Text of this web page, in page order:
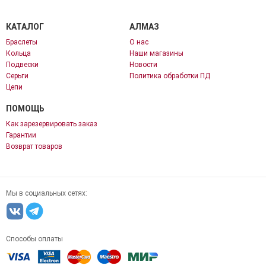
КАТАЛОГ
Браслеты
Кольца
Подвески
Серьги
Цепи
АЛМАЗ
О нас
Наши магазины
Новости
Политика обработки ПД
ПОМОЩЬ
Как зарезервировать заказ
Гарантии
Возврат товаров
Мы в социальных сетях:
Способы оплаты